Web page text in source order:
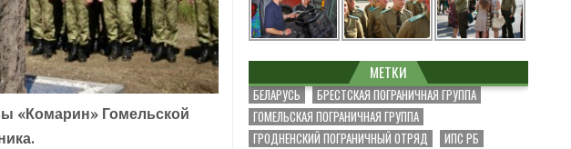
«Комарин» Гомельской
МЕТКИ
БЕЛАРУСЬ
БРЕСТСКАЯ ПОГРАНИЧНАЯ ГРУППА
ГОМЕЛЬСКАЯ ПОГРАНИЧНАЯ ГРУППА
ГРОДНЕНСКИЙ ПОГРАНИЧНЫЙ ОТРЯД
ИПС РБ